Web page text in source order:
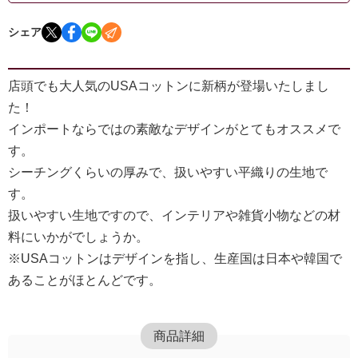
シェア
店頭でも大人気のUSAコットンに新柄が登場いたしまし
た！
インポートならではの素敵なデザインがとてもオススメで
す。
シーチングくらいの厚みで、扱いやすい平織りの生地で
す。
扱いやすい生地ですので、インテリアや雑貨小物などの材
料にいかがでしょうか。
※USAコットンはデザインを指し、生産国は日本や韓国で
あることがほとんどです。
商品詳細